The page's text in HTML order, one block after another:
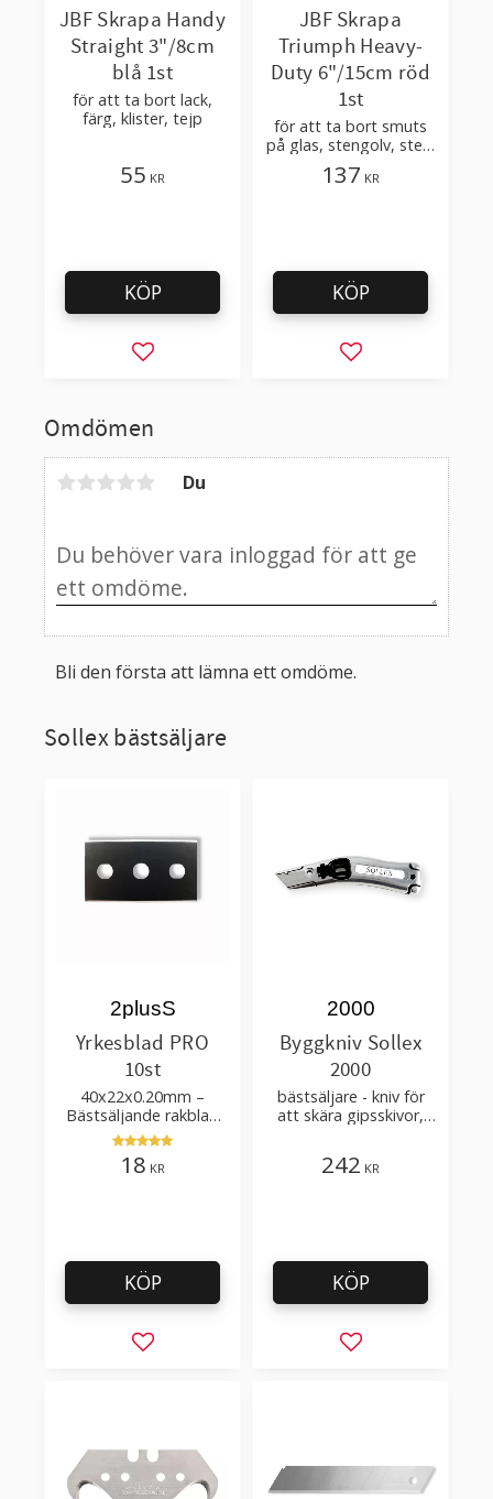
Omdömen
Du
Bli den första att lämna ett omdöme.
JBF Skrapa Handy
Straight 3"/8cm
blå 1st
för att ta bort lack,
färg, klister, tejp
55 KR
Lägg till i favoriter
KÖP
JBF Skrapa
Triumph Heavy-
Duty 6"/15cm röd
1st
för att ta bort smuts
på glas, stengolv, sten,
granit, stål, fönster
137 KR
Lägg till i
KÖP
Sollex bästsäljare
Yrkesblad PRO
10st
40x22x0.20mm –
Bästsäljande rakblad
för att skära tapet, tyg,
filt, hobby bruk
2plusS
18 KR
Lägg till i favoriter
KÖP
Byggkniv Sollex
2000
bästsäljare - kniv för
att skära gipsskivor,
2000
242 KR
Lägg till i
KÖP